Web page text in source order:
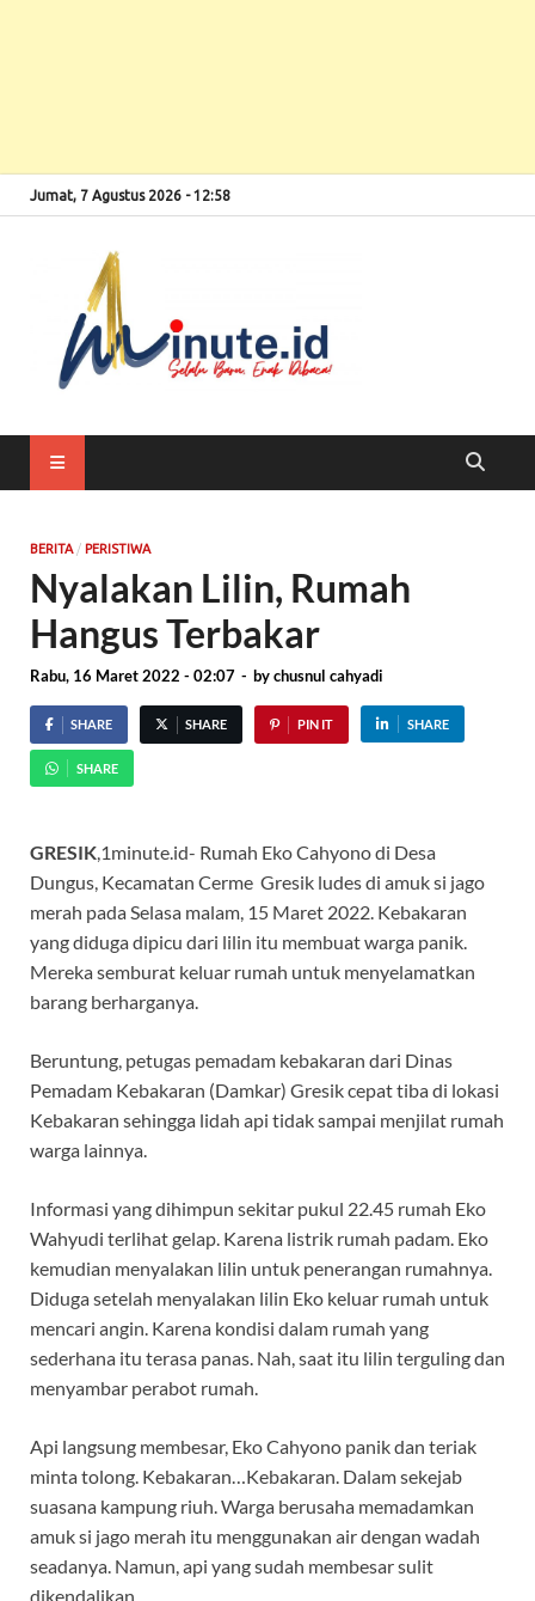
Jumat, 7 Agustus 2026 - 12:58
BERITA/ PERISTIWA
Nyalakan Lilin, Rumah
Hangus Terbakar
Rabu, 16 Maret 2022 - 02:07 - bychusnul cahyadi
SHARE SHARE PIN IT SHARE
SHARE
GRESIK,1minute.id- Rumah Eko Cahyono di Desa
Dungus, Kecamatan Cerme Gresik ludes di amuk si jago
merah pada Selasa malam, 15 Maret 2022. Kebakaran
yang diduga dipicu dari lilin itu membuat warga panik.
Mereka semburat keluar rumah untuk menyelamatkan
barang berharganya.
Beruntung, petugas pemadam kebakaran dari Dinas
Pemadam Kebakaran (Damkar) Gresik cepat tiba di lokasi
Kebakaran sehingga lidah api tidak sampai menjilat rumah
warga lainnya.
Informasi yang dihimpun sekitar pukul 22.45 rumah Eko
Wahyudi terlihat gelap. Karena listrik rumah padam. Eko
kemudian menyalakan lilin untuk penerangan rumahnya.
Diduga setelah menyalakan lilin Eko keluar rumah untuk
mencari angin. Karena kondisi dalam rumah yang
sederhana itu terasa panas. Nah, saat itu lilin terguling dan
menyambar perabot rumah.
Api langsung membesar, Eko Cahyono panik dan teriak
minta tolong. Kebakaran…Kebakaran. Dalam sekejab
suasana kampung riuh. Warga berusaha memadamkan
amuk si jago merah itu menggunakan air dengan wadah
seadanya. Namun, api yang sudah membesar sulit
dikendalikan.